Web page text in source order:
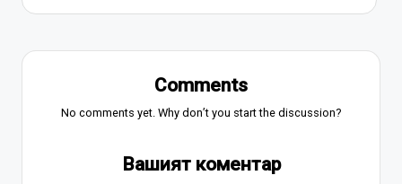
Comments
No comments yet. Why don’t you start the discussion?
Вашият коментар